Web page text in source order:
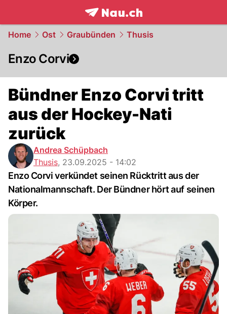
frontpage.NAU.ch
Home Ost Graubünden Thusis
Enzo Corvi
Bündner Enzo Corvi tritt
aus der Hockey-Nati
zurück
Andrea Schüpbach
Thusis, 23.09.2025 - 14:02
Enzo Corvi verkündet seinen Rücktritt aus der
Nationalmannschaft. Der Bündner hört auf seinen
Körper.